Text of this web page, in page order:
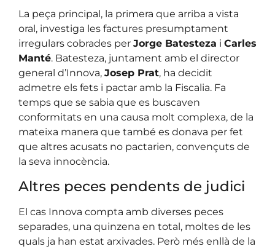
La peça principal, la primera que arriba a vista
oral, investiga les factures presumptament
irregulars cobrades per Jorge Batesteza i Carles
Manté. Batesteza, juntament amb el director
general d’Innova, Josep Prat, ha decidit
admetre els fets i pactar amb la Fiscalia. Fa
temps que se sabia que es buscaven
conformitats en una causa molt complexa, de la
mateixa manera que també es donava per fet
que altres acusats no pactarien, convençuts de
la seva innocència.
Altres peces pendents de judici
El cas Innova compta amb diverses peces
separades, una quinzena en total, moltes de les
quals ja han estat arxivades. Però més enllà de la